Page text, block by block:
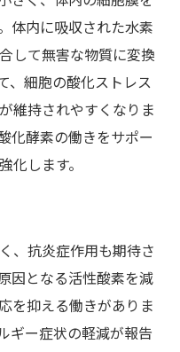
体内に吸収された水素
して無害な物質に変換
、細胞の酸化ストレス
維持されやすくなりま
化酵素の働きをサポー
化します。
、抗炎症作用も期待さ
因となる活性酸素を減
を抑える働きがありま
ギー症状の軽減が報告